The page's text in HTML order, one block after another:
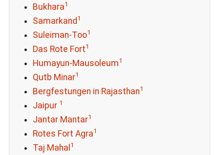
Bukhara1
Samarkand 1
Suleiman-Too1
Das Rote Fort1
Humayun-Mausoleum1
Qutb Minar1
Bergfestungen in Rajasthan1
Jaipur 1
Jantar Mantar1
Rotes Fort Agra1
Taj Mahal 1